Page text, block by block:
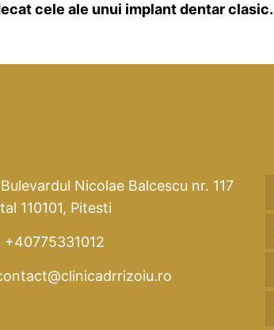
cele ale unui implant dentar clasic.
Bulevardul Nicolae Balcescu nr. 117
110101, Pitesti
+40775331012